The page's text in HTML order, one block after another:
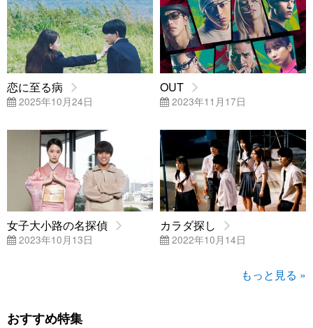
恋に至る病
2025年10月24日
OUT
2023年11月17日
女子大小路の名探偵
2023年10月13日
カラダ探し
2022年10月14日
もっと見る »
おすすめ特集